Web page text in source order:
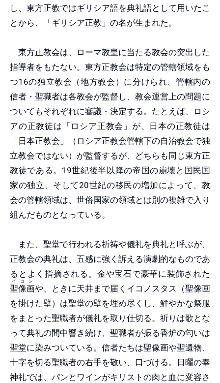
し、東方正教ではギリシア語を典礼語として用いたこ
とから、「ギリシア正教」の名が生まれた。
東方正教会は、ローマ教皇に当たる教会の突出した
指導者をもたない。東方正教会は特定の管轄領域をも
つ16の独立教会（地方教会）に分けられ、管轄内の
信者・聖職者は各教会が監督し、教会運営上の問題に
ついてもそれぞれに審議・決定する。たとえば、ロシ
アの正教徒は「ロシア正教会」が、日本の正教徒は
「日本正教会」（ロシア正教会管轄下の自治教会で独
立教会ではない）が監督するが、どちらも同じ東方正
教徒である。19世紀後半以降の帝国の崩壊と国民国
家の独立、そして20世紀の移民の増加によって、教
会の管轄領域は、世俗国家の領域とは別の複雑で入り
組んだものとなっている。
また、聖堂で行われる祈祷や儀礼を典礼と呼ぶが、
正教会の典礼は、五感に強く訴える演劇的なものであ
るとよく指摘される。金や宝石で豪華に装飾された
聖像画
イコン
や、ときに天井まで届くイコノスタス（聖像画
を掛けた壁）は聖堂の壁を埋め尽くし、鮮やかな祭服
をまとった聖職者が儀礼を取り仕切る。祈りは歌とな
って典礼の間中響き続け、聖職者が振る香炉の匂いは
聖堂に染みついている。信者たちは聖像画や聖遺物、
十字を切る聖職者の右手を敬い、口づける。日曜の奉
神礼では、パンとワインがキリストの肉と血に変容さ